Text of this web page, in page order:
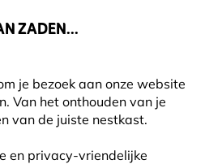
ZADEN...
je bezoek aan onze website
Van het onthouden van je
van de juiste nestkast.
en privacy-vriendelijke
vanaf €49